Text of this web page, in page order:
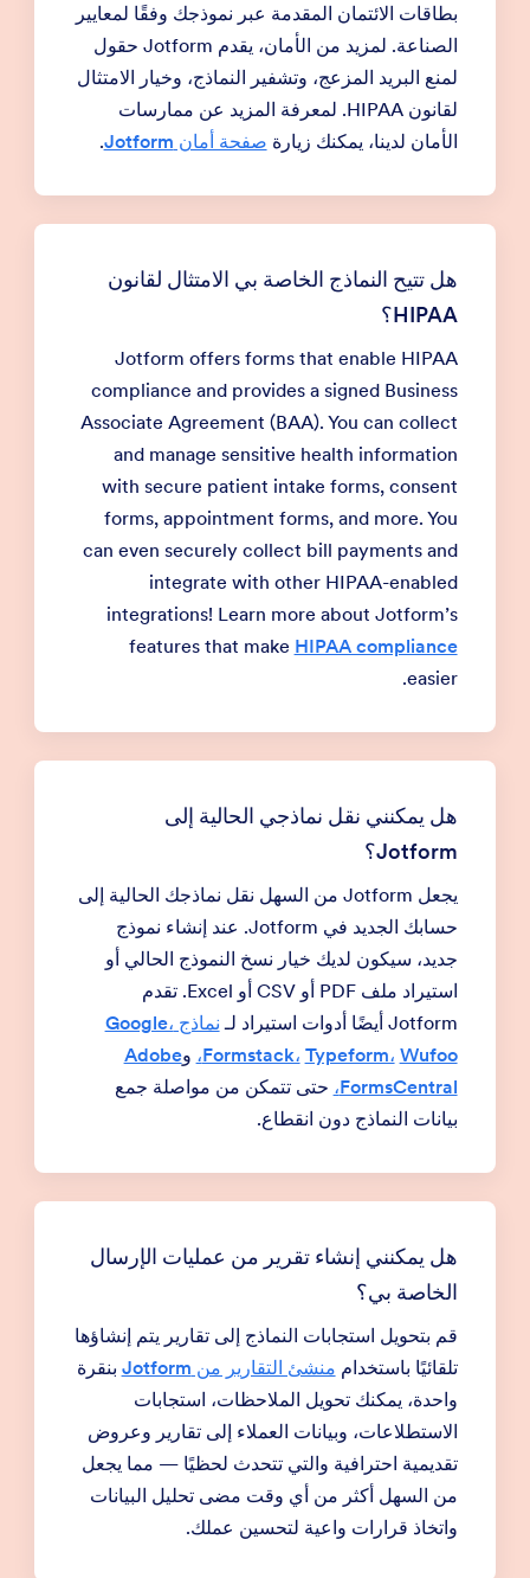
بطاقات الائتمان المقدمة عبر نموذجك وفقًا لمعايير
الصناعة. لمزيد من الأمان، يقدم Jotform حقول
لمنع البريد المزعج، وتشفير النماذج، وخيار الامتثال
لقانون HIPAA. لمعرفة المزيد عن ممارسات
الأمان لدينا، يمكنك زيارة صفحة أمان Jotform .
هل تتيح النماذج الخاصة بي الامتثال لقانون
HIPAA؟
Jotform offers forms that enable HIPAA
compliance and provides a signed Business
Associate Agreement (BAA). You can collect
and manage sensitive health information
with secure patient intake forms, consent
forms, appointment forms, and more. You
can even securely collect bill payments and
integrate with other HIPAA-enabled
integrations! Learn more about Jotform’s
features that make HIPAA compliance
easier.
هل يمكنني نقل نماذجي الحالية إلى
Jotform؟
يجعل Jotform من السهل نقل نماذجك الحالية إلى
حسابك الجديد في Jotform. عند إنشاء نموذج
جديد، سيكون لديك خيار نسخ النموذج الحالي أو
استيراد ملف PDF أو CSV أو Excel. تقدم
Jotform أيضًا أدوات استيراد لـ
نماذج Google،
Formstack، Typeform، Wufoo، وAdobe
FormsCentral، حتى تتمكن من مواصلة جمع
بيانات النماذج دون انقطاع.
هل يمكنني إنشاء تقرير من عمليات الإرسال
الخاصة بي؟
قم بتحويل استجابات النماذج إلى تقارير يتم إنشاؤها
تلقائيًا باستخدام منشئ التقارير من Jotform
بنقرة
واحدة، يمكنك تحويل الملاحظات، استجابات
الاستطلاعات، وبيانات العملاء إلى تقارير وعروض
تقديمية احترافية والتي تتحدث لحظيًا — مما يجعل
من السهل أكثر من أي وقت مضى تحليل البيانات
واتخاذ قرارات واعية لتحسين عملك.